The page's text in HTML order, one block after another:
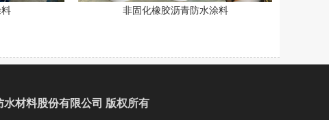
非固化橡胶沥青防水涂料
水材料股份有限公司 版权所有